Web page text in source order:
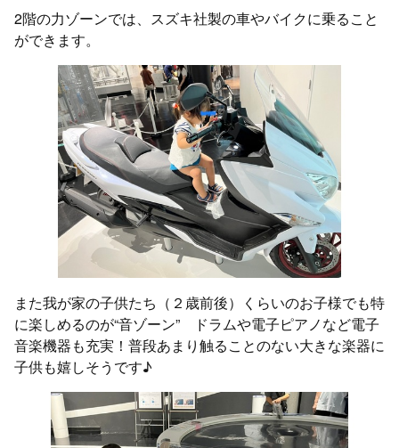
2階の力ゾーンでは、スズキ社製の車やバイクに乗ること
ができます。
また我が家の子供たち（２歳前後）くらいのお子様でも特
に楽しめるのが“音ゾーン” ドラムや電子ピアノなど電子
音楽機器も充実！普段あまり触ることのない大きな楽器に
子供も嬉しそうです♪